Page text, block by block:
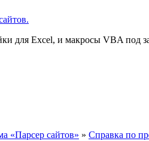
для Excel, и макросы VBA под
«Парсер сайтов» » Справка по